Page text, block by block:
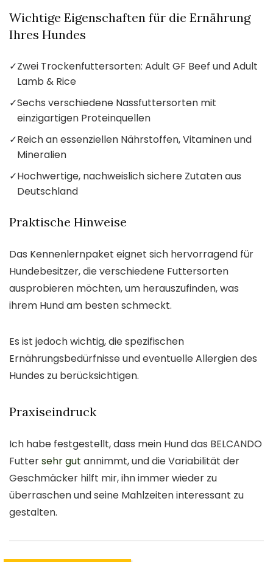
Wichtige Eigenschaften für die Ernährung
Ihres Hundes
✓Zwei Trockenfuttersorten: Adult GF Beef und Adult
Lamb & Rice
✓Sechs verschiedene Nassfuttersorten mit
einzigartigen Proteinquellen
✓Reich an essenziellen Nährstoffen, Vitaminen und
Mineralien
✓Hochwertige, nachweislich sichere Zutaten aus
Deutschland
Praktische Hinweise
Das Kennenlernpaket eignet sich hervorragend für
Hundebesitzer, die verschiedene Futtersorten
ausprobieren möchten, um herauszufinden, was
ihrem Hund am besten schmeckt.
Es ist jedoch wichtig, die spezifischen
Ernährungsbedürfnisse und eventuelle Allergien des
Hundes zu berücksichtigen.
Praxiseindruck
Ich habe festgestellt, dass mein Hund das BELCANDO
Futtersehr gut annimmt, und die Variabilität der
Geschmäcker hilft mir, ihn immer wieder zu
überraschen und seine Mahlzeiten interessant zu
gestalten.